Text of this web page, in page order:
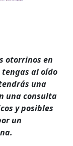
otorrinos en
al oído
una
una consulta
y posibles
un